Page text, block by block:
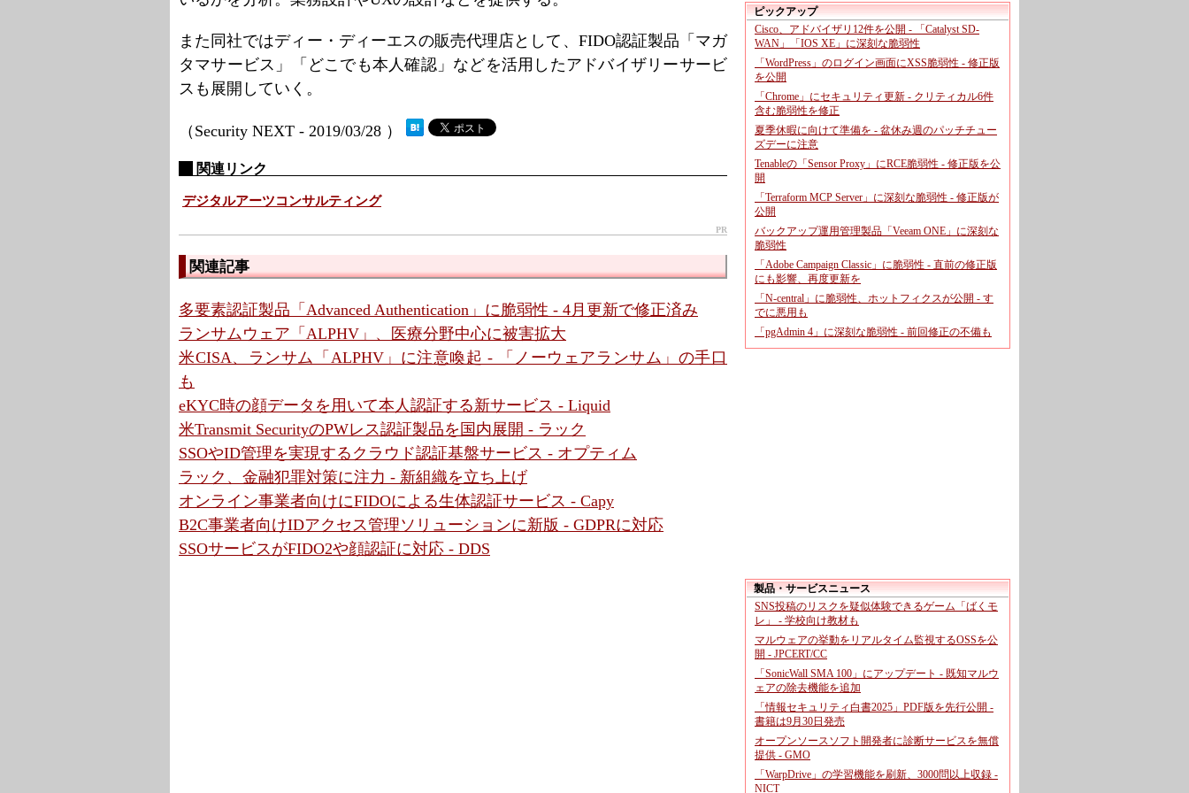
また同社ではディー・ディーエスの販売代理店として、FIDO認証製品「マガ
タマサービス」「どこでも本人確認」などを活用したアドバイザリーサービ
スも展開していく。
（Security NEXT - 2019/03/28 ）
関連リンク
デジタルアーツコンサルティング
PR
関連記事
多要素認証製品「Advanced Authentication」に脆弱性 - 4月更新で修正済み
ランサムウェア「ALPHV」、医療分野中心に被害拡大
米CISA、ランサム「ALPHV」に注意喚起 - 「ノーウェアランサム」の手口
も
eKYC時の顔データを用いて本人認証する新サービス - Liquid
米Transmit SecurityのPWレス認証製品を国内展開 - ラック
SSOやID管理を実現するクラウド認証基盤サービス - オプティム
ラック、金融犯罪対策に注力 - 新組織を立ち上げ
オンライン事業者向けにFIDOによる生体認証サービス - Capy
B2C事業者向けIDアクセス管理ソリューションに新版 - GDPRに対応
SSOサービスがFIDO2や顔認証に対応 - DDS
ピックアップ
Cisco、アドバイザリ12件を公開 - 「Catalyst SD-
WAN」「IOS XE」に深刻な脆弱性
「WordPress」のログイン画面にXSS脆弱性 - 修正版
を公開
「Chrome」にセキュリティ更新 - クリティカル6件
含む脆弱性を修正
夏季休暇に向けて準備を - 盆休み週のパッチチュー
ズデーに注意
Tenableの「Sensor Proxy」にRCE脆弱性 - 修正版を公
開
「Terraform MCP Server」に深刻な脆弱性 - 修正版が
公開
バックアップ運用管理製品「Veeam ONE」に深刻な
脆弱性
「Adobe Campaign Classic」に脆弱性 - 直前の修正版
にも影響、再度更新を
「N-central」に脆弱性、ホットフィクスが公開 - す
でに悪用も
「pgAdmin 4」に深刻な脆弱性 - 前回修正の不備も
製品・サービスニュース
SNS投稿のリスクを疑似体験できるゲーム「ばくモ
レ」 - 学校向け教材も
マルウェアの挙動をリアルタイム監視するOSSを公
開 - JPCERT/CC
「SonicWall SMA 100」にアップデート - 既知マルウ
ェアの除去機能を追加
「情報セキュリティ白書2025」PDF版を先行公開 -
書籍は9月30日発売
オープンソースソフト開発者に診断サービスを無償
提供 - GMO
「WarpDrive」の学習機能を刷新、3000問以上収録 -
NICT